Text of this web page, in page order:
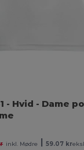
- Hvid - Dame
inkl. Mødre 59.07 kr